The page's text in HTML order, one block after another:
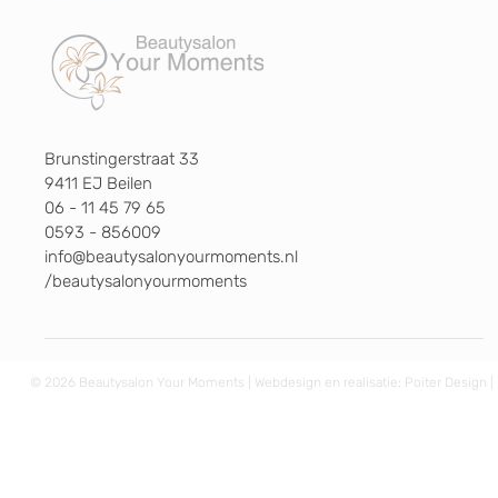
Brunstingerstraat 33
9411 EJ Beilen
06 - 11 45 79 65
0593 - 856009
info@beautysalonyourmoments.nl
/beautysalonyourmoments
© 2026 Beautysalon Your Moments | Webdesign en realisatie: Poiter Design